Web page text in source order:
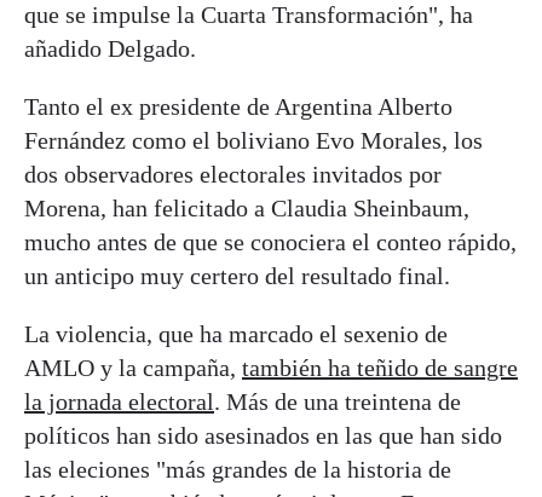
que se impulse la Cuarta Transformación", ha
añadido Delgado.
Tanto el ex presidente de Argentina Alberto
Fernández como el boliviano Evo Morales, los
dos observadores electorales invitados por
Morena, han felicitado a Claudia Sheinbaum,
mucho antes de que se conociera el conteo rápido,
un anticipo muy certero del resultado final.
La violencia, que ha marcado el sexenio de
AMLO y la campaña, también ha teñido de sangre
la jornada electoral. Más de una treintena de
políticos han sido asesinados en las que han sido
las eleciones "más grandes de la historia de